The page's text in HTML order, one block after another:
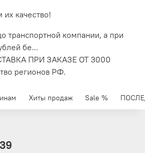
ПРИ ЗАКАЗЕ ОТ 3000
регионов РФ.
Хиты продаж Sale %